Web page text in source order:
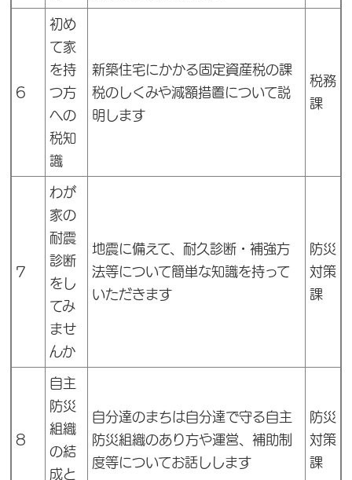
6
初め
て家
を持
つ方
への
税知
識
新築住宅にかかる固定資産税の課
税のしくみや減額措置について説
明します
税務
課
7
わが
家の
耐震
診断
をし
てみ
ませ
んか
地震に備えて、耐久診断・補強方
法等について簡単な知識を持って
いただきます
防災
対策
課
8
自主
防災
組織
の結
成と
自分達のまちは自分達で守る自主
防災組織のあり方や運営、補助制
度等についてお話しします
防災
対策
課